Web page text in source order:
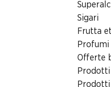
Sigari
Frutta
Offerte
Prodotti
Hauptstrasse 54, 1715